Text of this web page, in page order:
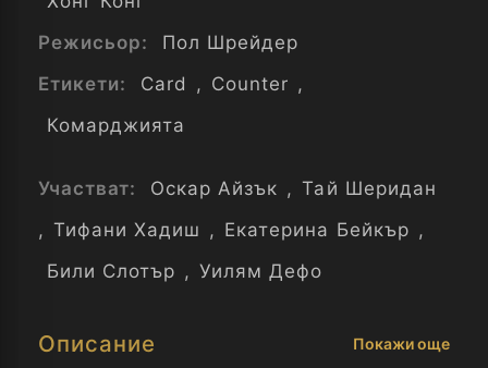
Режисьор:
Пол Шрейдер
Етикети:
Card , Counter ,
Комарджията
Участват: Оскар Айзък , Тай Шеридан
, Тифани Хадиш , Екатерина Бейкър ,
Били Слотър , Уилям Дефо
Описание Покажи още